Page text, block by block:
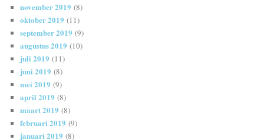
november 2019 (8)
oktober 2019 (11)
september 2019 (9)
augustus 2019 (10)
juli 2019 (11)
juni 2019 (8)
mei 2019 (9)
april 2019 (8)
maart 2019 (8)
februari 2019 (9)
januari 2019 (8)